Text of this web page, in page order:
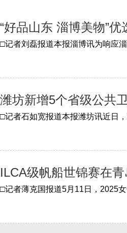
“好品山东 淄博美物”优
潍坊新增5个省级公共
ILCA级帆船世锦赛在